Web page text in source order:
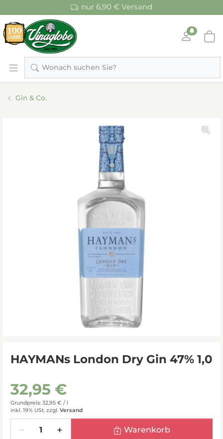
nur 6,90 € Versand
Wonach suchen Sie?
Gin & Co.
HAYMANs London Dry Gin 47% 1,0
32,95 €
Grundpreis: 32,95 € / l
inkl. 19% USt. zzgl. Versand
Warenkorb